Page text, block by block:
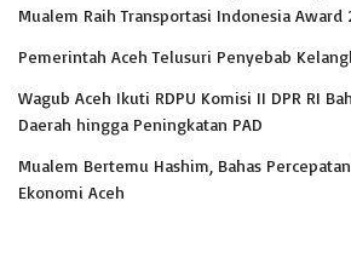
Mualem Raih Transportasi Indonesia Award
Pemerintah Aceh Telusuri Penyebab
Wagub Aceh Ikuti RDPU Komisi II DPR RI
Daerah hingga Peningkatan PAD
Mualem Bertemu Hashim, Bahas
Ekonomi Aceh